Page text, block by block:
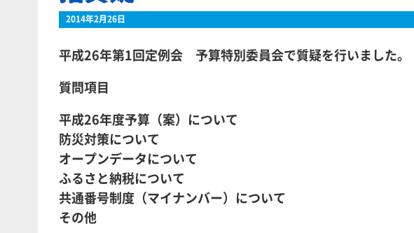
2014年2月26日
平成26年第1回定例会 予算特別委員会で質疑を行いました。
質問項目
平成26年度予算（案）について
防災対策について
オープンデータについて
ふるさと納税について
共通番号制度（マイナンバー）について
その他